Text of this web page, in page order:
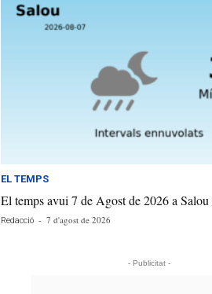
EL TEMPS
El temps avui 7 de Agost de 2026 a Salou
Redacció - 7 d'agost de 2026
- Publicitat -